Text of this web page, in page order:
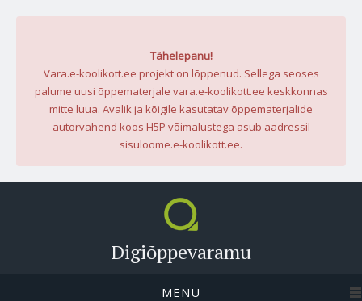
Tähelepanu!
Vara.e-koolikott.ee projekt on lõppenud. Sellega seoses
palume uusi õppematerjale vara.e-koolikott.ee keskkonnas
mitte luua. Avalik ja kõigile kasutatav õppematerjalide
autorvahend koos H5P võimalustega asub aadressil
sisuloome.e-koolikott.ee.
Digiõppevaramu
MENU